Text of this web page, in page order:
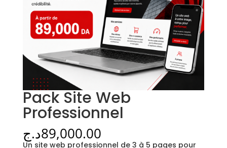
Pack Site Web
Professionnel
89,000.00د.ج
Un site web professionnel de 3 à 5 pages pour